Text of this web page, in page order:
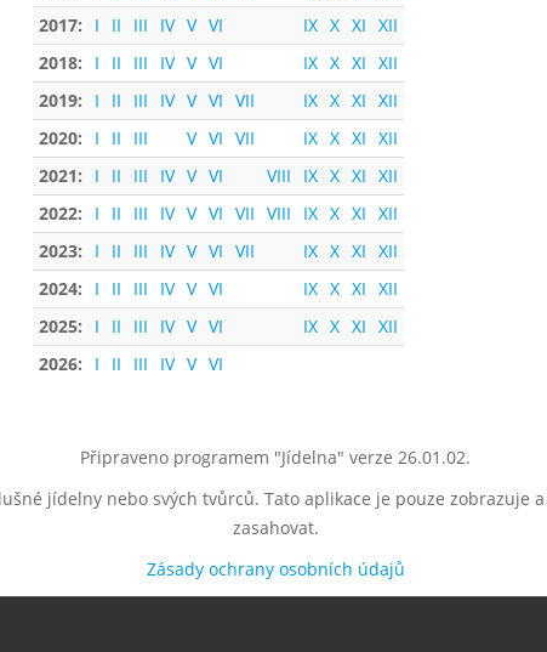
2017:
I II III IV V VI IX X XI XII
2018:
I II III IV V VI IX X XI XII
2019:
I II III IV V VI VII IX X XI XII
2020:
I II III V VI VII IX X XI XII
2021:
I II III IV V VI VIII IX X XI XII
2022:
I II III IV V VI VII VIII IX X XI XII
2023:
I II III IV V VI VII IX X XI XII
2024:
I II III IV V VI IX X XI XII
2025:
I II III IV V VI IX X XI XII
2026:
I II III IV V VI
Připraveno programem "Jídelna" verze 26.01.02.
jídelny nebo svých tvůrců. Tato aplikace je pouze zobrazuje
zasahovat.
Zásady ochrany osobních údajů